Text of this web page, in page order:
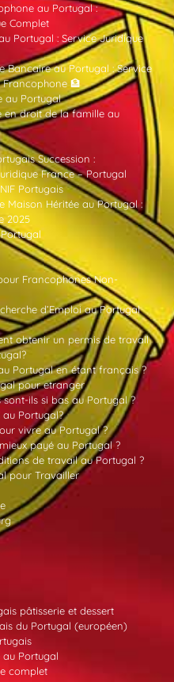
au Portugal :
Complet
Portugal : Service Juridique
Bancaire au Portugal : Service
🏦
au Portugal
en droit de la famille au
Succession :
France – Portugal
Portugais
Maison Héritée au Portugal :
2025
Francophones Non-
d’Emploi au Portugal
obtenir un permis de travail
Portugal en étant français ?
pour etranger
sont-ils si bas au Portugal ?
au Portugal?
vivre au Portugal ?
payé au Portugal ?
de travail au Portugal ?
pour Travailler
pâtisserie et dessert
du Portugal (européen)
au Portugal
complet